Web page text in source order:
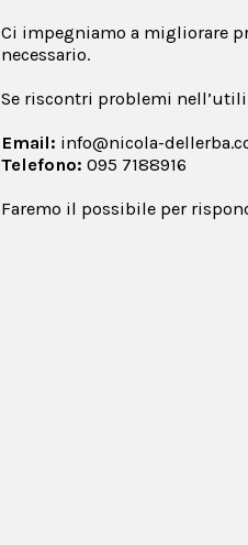
Ci impegniamo a migliorare
necessario.
Se riscontri problemi
Email: info@nicola-
Telefono: 095 7188916
Faremo il possibile per